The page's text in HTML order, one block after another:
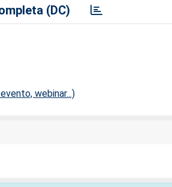
(DC)
webinar...)